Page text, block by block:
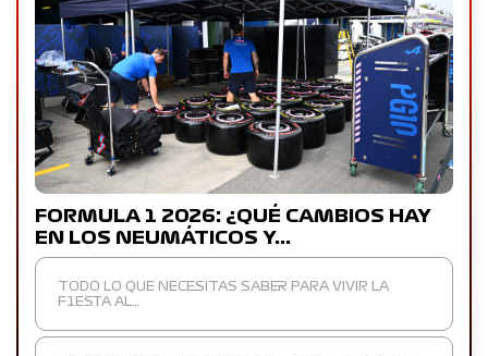
FORMULA 1 2026: ¿QUÉ CAMBIOS HAY
EN LOS NEUMÁTICOS Y…
TODO LO QUE NECESITAS SABER PARA VIVIR LA
F1ESTA AL…